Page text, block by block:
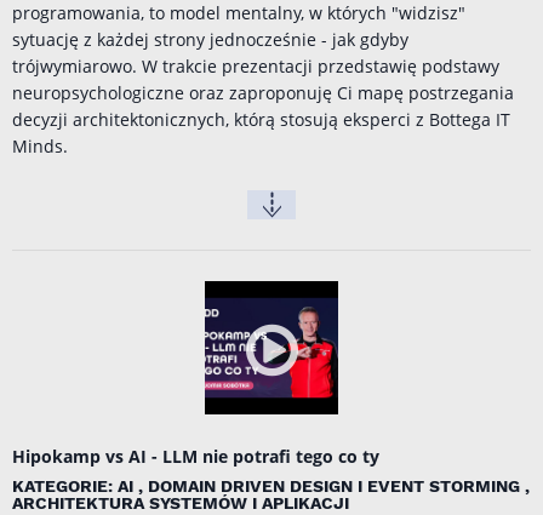
programowania, to model mentalny, w których "widzisz"
sytuację z każdej strony jednocześnie - jak gdyby
trójwymiarowo. W trakcie prezentacji przedstawię podstawy
neuropsychologiczne oraz zaproponuję Ci mapę postrzegania
decyzji architektonicznych, którą stosują eksperci z Bottega IT
Minds.
Hipokamp vs AI - LLM nie potrafi tego co ty
KATEGORIE: AI , DOMAIN DRIVEN DESIGN I EVENT STORMING ,
ARCHITEKTURA SYSTEMÓW I APLIKACJI